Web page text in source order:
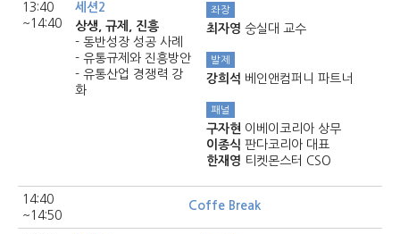
13:40
~14:40
세션2
상생, 규제, 진흥
- 동반성장 성공 사례
- 유통규제와 진흥방안
- 유통산업 경쟁력 강
화
좌장
최자영 숭실대 교수
발제
강희석 베인앤컴퍼니 파트너
패널
구자현 이베이코리아 상무
이종식 판다코리아 대표
한재영 티켓몬스터 CSO
14:40
~14:50
Coffe Break